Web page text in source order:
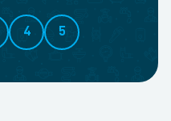
4 5